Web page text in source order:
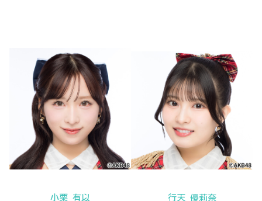
小栗 有以 行天 優莉奈